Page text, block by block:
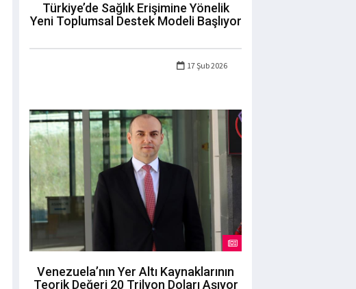
Türkiye’de Sağlık Erişimine Yönelik
Yeni Toplumsal Destek Modeli Başlıyor
17 Şub 2026
Venezuela’nın Yer Altı Kaynaklarının
Teorik Değeri 20 Trilyon Doları Aşıyor